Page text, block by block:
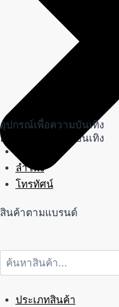
อุปกรณ์เพื่อความบันเทิง
อุปกรณ์เพื่อความบันเทิง
ลำโพง
โทรทัศน์
สินค้าตามแบรนด์
ประเภทสินค้า